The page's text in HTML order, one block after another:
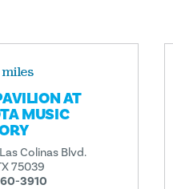
miles
AT
MUSIC
Colinas Blvd.
75039
3910